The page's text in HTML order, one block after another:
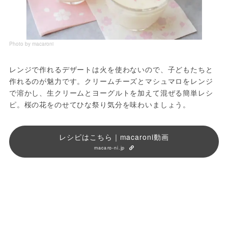
Photo by macaroni
レンジで作れるデザートは火を使わないので、子どもたちと
作れるのが魅力です。クリームチーズとマシュマロをレンジ
で溶かし、生クリームとヨーグルトを加えて混ぜる簡単レシ
ピ。桜の花をのせてひな祭り気分を味わいましょう。
レシピはこちら｜macaroni動画
macaro-ni.jp